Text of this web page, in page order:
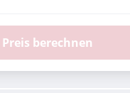
Preis berechnen